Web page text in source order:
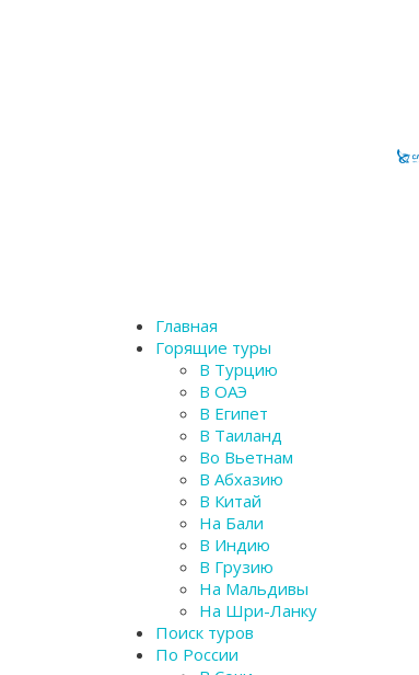
Главная
Горящие туры
В Турцию
В ОАЭ
В Египет
В Таиланд
Во Вьетнам
В Абхазию
В Китай
На Бали
В Индию
В Грузию
На Мальдивы
На Шри-Ланку
Поиск туров
По России